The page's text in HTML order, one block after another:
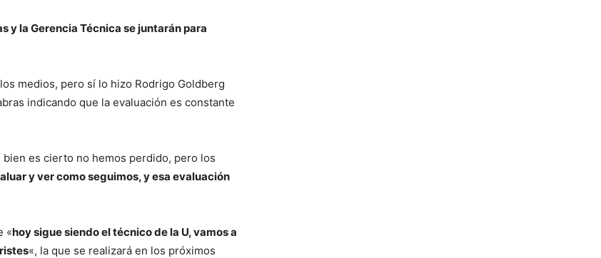
y la Gerencia Técnica se juntarán para
medios, pero sí lo hizo Rodrigo Goldberg
indicando que la evaluación es constante
es cierto no hemos perdido, pero los
y ver como seguimos, y esa evaluación
«hoy sigue siendo el técnico de la U, vamos a
«, la que se realizará en los próximos